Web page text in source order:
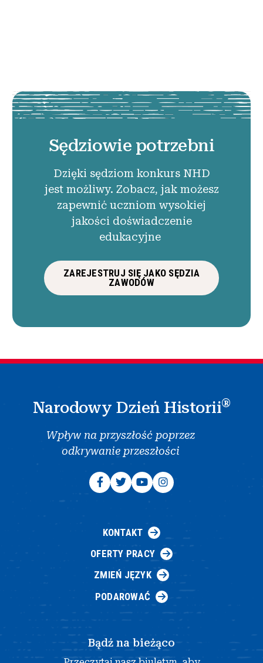
Sędziowie potrzebni
Dzięki sędziom konkurs NHD
jest możliwy. Zobacz, jak możesz
zapewnić uczniom wysokiej
jakości doświadczenie
edukacyjne
ZAREJESTRUJ SIĘ JAKO SĘDZIA
ZAWODÓW
Narodowy Dzień Historii®
Wpływ na przyszłość poprzez
odkrywanie przeszłości
KONTAKT
OFERTY PRACY
ZMIEŃ JĘZYK
PODAROWAĆ
Bądź na bieżąco